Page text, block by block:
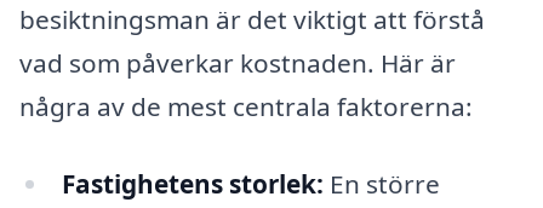
besiktningsman är det viktigt att förstå
vad som påverkar kostnaden. Här är
några av de mest centrala faktorerna:
Fastighetens storlek: En större